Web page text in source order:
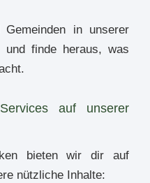
in unserer
und finde heraus, was
auf unserer
bieten wir dir auf
nützliche Inhalte: